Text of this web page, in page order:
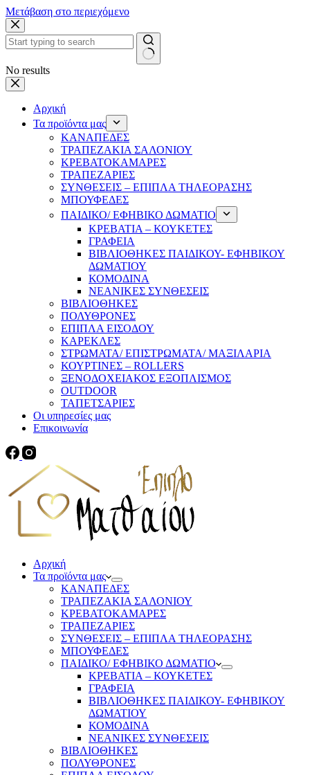
Μετάβαση στο περιεχόμενο
No results
Αρχική
Τα προϊόντα μας
ΚΑΝΑΠΕΔΕΣ
ΤΡΑΠΕΖΑΚΙΑ ΣΑΛΟΝΙΟΥ
ΚΡΕΒΑΤΟΚΑΜΑΡΕΣ
ΤΡΑΠΕΖΑΡΙΕΣ
ΣΥΝΘΕΣΕΙΣ – ΕΠΙΠΛΑ ΤΗΛΕΟΡΑΣΗΣ
ΜΠΟΥΦΕΔΕΣ
ΠΑΙΔΙΚΟ/ ΕΦΗΒΙΚΟ ΔΩΜΑΤΙΟ
ΚΡΕΒΑΤΙΑ – ΚΟΥΚΕΤΕΣ
ΓΡΑΦΕΙΑ
ΒΙΒΛΙΟΘΗΚΕΣ ΠΑΙΔΙΚΟΥ- ΕΦΗΒΙΚΟΥ
ΔΩΜΑΤΙΟΥ
ΚΟΜΟΔΙΝΑ
ΝΕΑΝΙΚΕΣ ΣΥΝΘΕΣΕΙΣ
ΒΙΒΛΙΟΘΗΚΕΣ
ΠΟΛΥΘΡΟΝΕΣ
ΕΠΙΠΛΑ ΕΙΣΟΔΟΥ
ΚΑΡΕΚΛΕΣ
ΣΤΡΩΜΑΤΑ/ ΕΠΙΣΤΡΩΜΑΤΑ/ ΜΑΞΙΛΑΡΙΑ
ΚΟΥΡΤΙΝΕΣ – ROLLERS
ΞΕΝΟΔΟΧΕΙΑΚΟΣ ΕΞΟΠΛΙΣΜΟΣ
OUTDOOR
ΤΑΠΕΤΣΑΡΙΕΣ
Οι υπηρεσίες μας
Επικοινωνία
Αρχική
Τα προϊόντα μας
ΚΑΝΑΠΕΔΕΣ
ΤΡΑΠΕΖΑΚΙΑ ΣΑΛΟΝΙΟΥ
ΚΡΕΒΑΤΟΚΑΜΑΡΕΣ
ΤΡΑΠΕΖΑΡΙΕΣ
ΣΥΝΘΕΣΕΙΣ – ΕΠΙΠΛΑ ΤΗΛΕΟΡΑΣΗΣ
ΜΠΟΥΦΕΔΕΣ
ΠΑΙΔΙΚΟ/ ΕΦΗΒΙΚΟ ΔΩΜΑΤΙΟ
ΚΡΕΒΑΤΙΑ – ΚΟΥΚΕΤΕΣ
ΓΡΑΦΕΙΑ
ΒΙΒΛΙΟΘΗΚΕΣ ΠΑΙΔΙΚΟΥ- ΕΦΗΒΙΚΟΥ
ΔΩΜΑΤΙΟΥ
ΚΟΜΟΔΙΝΑ
ΝΕΑΝΙΚΕΣ ΣΥΝΘΕΣΕΙΣ
ΒΙΒΛΙΟΘΗΚΕΣ
ΠΟΛΥΘΡΟΝΕΣ